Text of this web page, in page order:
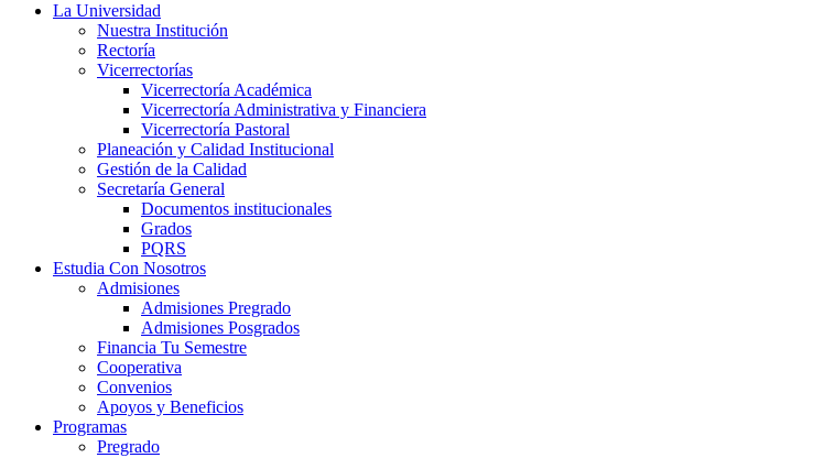
La Universidad
Nuestra Institución
Rectoría
Vicerrectorías
Vicerrectoría Académica
Vicerrectoría Administrativa y Financiera
Vicerrectoría Pastoral
Planeación y Calidad Institucional
Gestión de la Calidad
Secretaría General
Documentos institucionales
Grados
PQRS
Estudia Con Nosotros
Admisiones
Admisiones Pregrado
Admisiones Posgrados
Financia Tu Semestre
Cooperativa
Convenios
Apoyos y Beneficios
Programas
Pregrado